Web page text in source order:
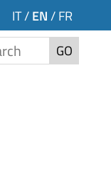
IT/ EN / FR
GO